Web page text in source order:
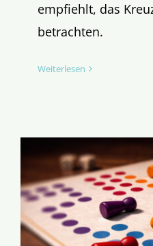
empfiehlt, das
betrachten.
Weiterlesen